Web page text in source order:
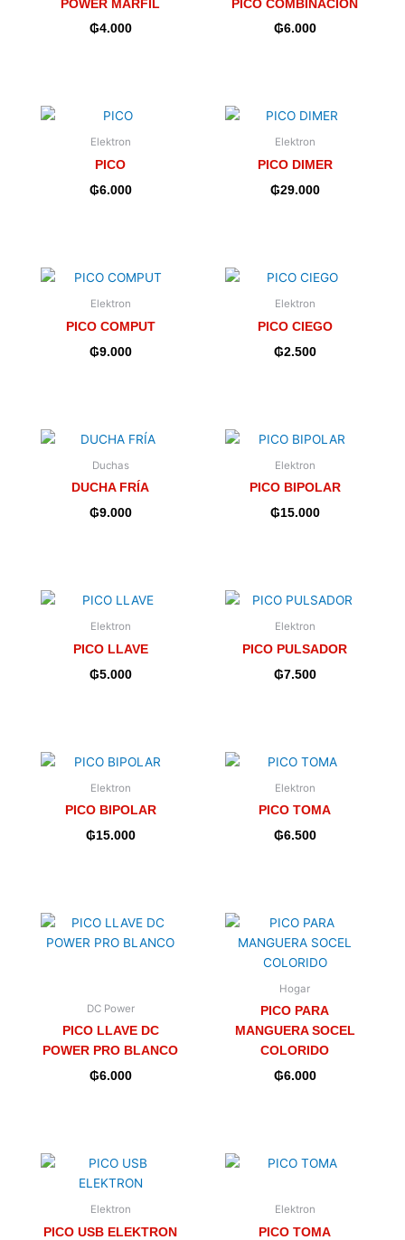
POWER MARFIL
₲4.000
PICO COMBINACION
₲6.000
Elektron
PICO
₲6.000
Elektron
PICO DIMER
₲29.000
Elektron
PICO COMPUT
₲9.000
Elektron
PICO CIEGO
₲2.500
Duchas
DUCHA FRÍA
₲9.000
Elektron
PICO BIPOLAR
₲15.000
Elektron
PICO LLAVE
₲5.000
Elektron
PICO PULSADOR
₲7.500
Elektron
PICO BIPOLAR
₲15.000
Elektron
PICO TOMA
₲6.500
DC Power
PICO LLAVE DC
POWER PRO BLANCO
₲6.000
Hogar
PICO PARA
MANGUERA SOCEL
COLORIDO
₲6.000
Elektron
PICO USB ELEKTRON
Elektron
PICO TOMA